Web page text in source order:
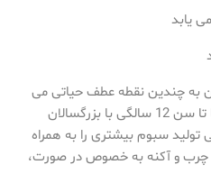
یابد
به چندین نقطه عطف حیاتی می
رسد. ساختار و عملکرد پوست شما تا سن 12 سالگی با بزرگسالان
تولید سبوم بیشتری را به همراه
چرب و آکنه به خصوص در صورت،